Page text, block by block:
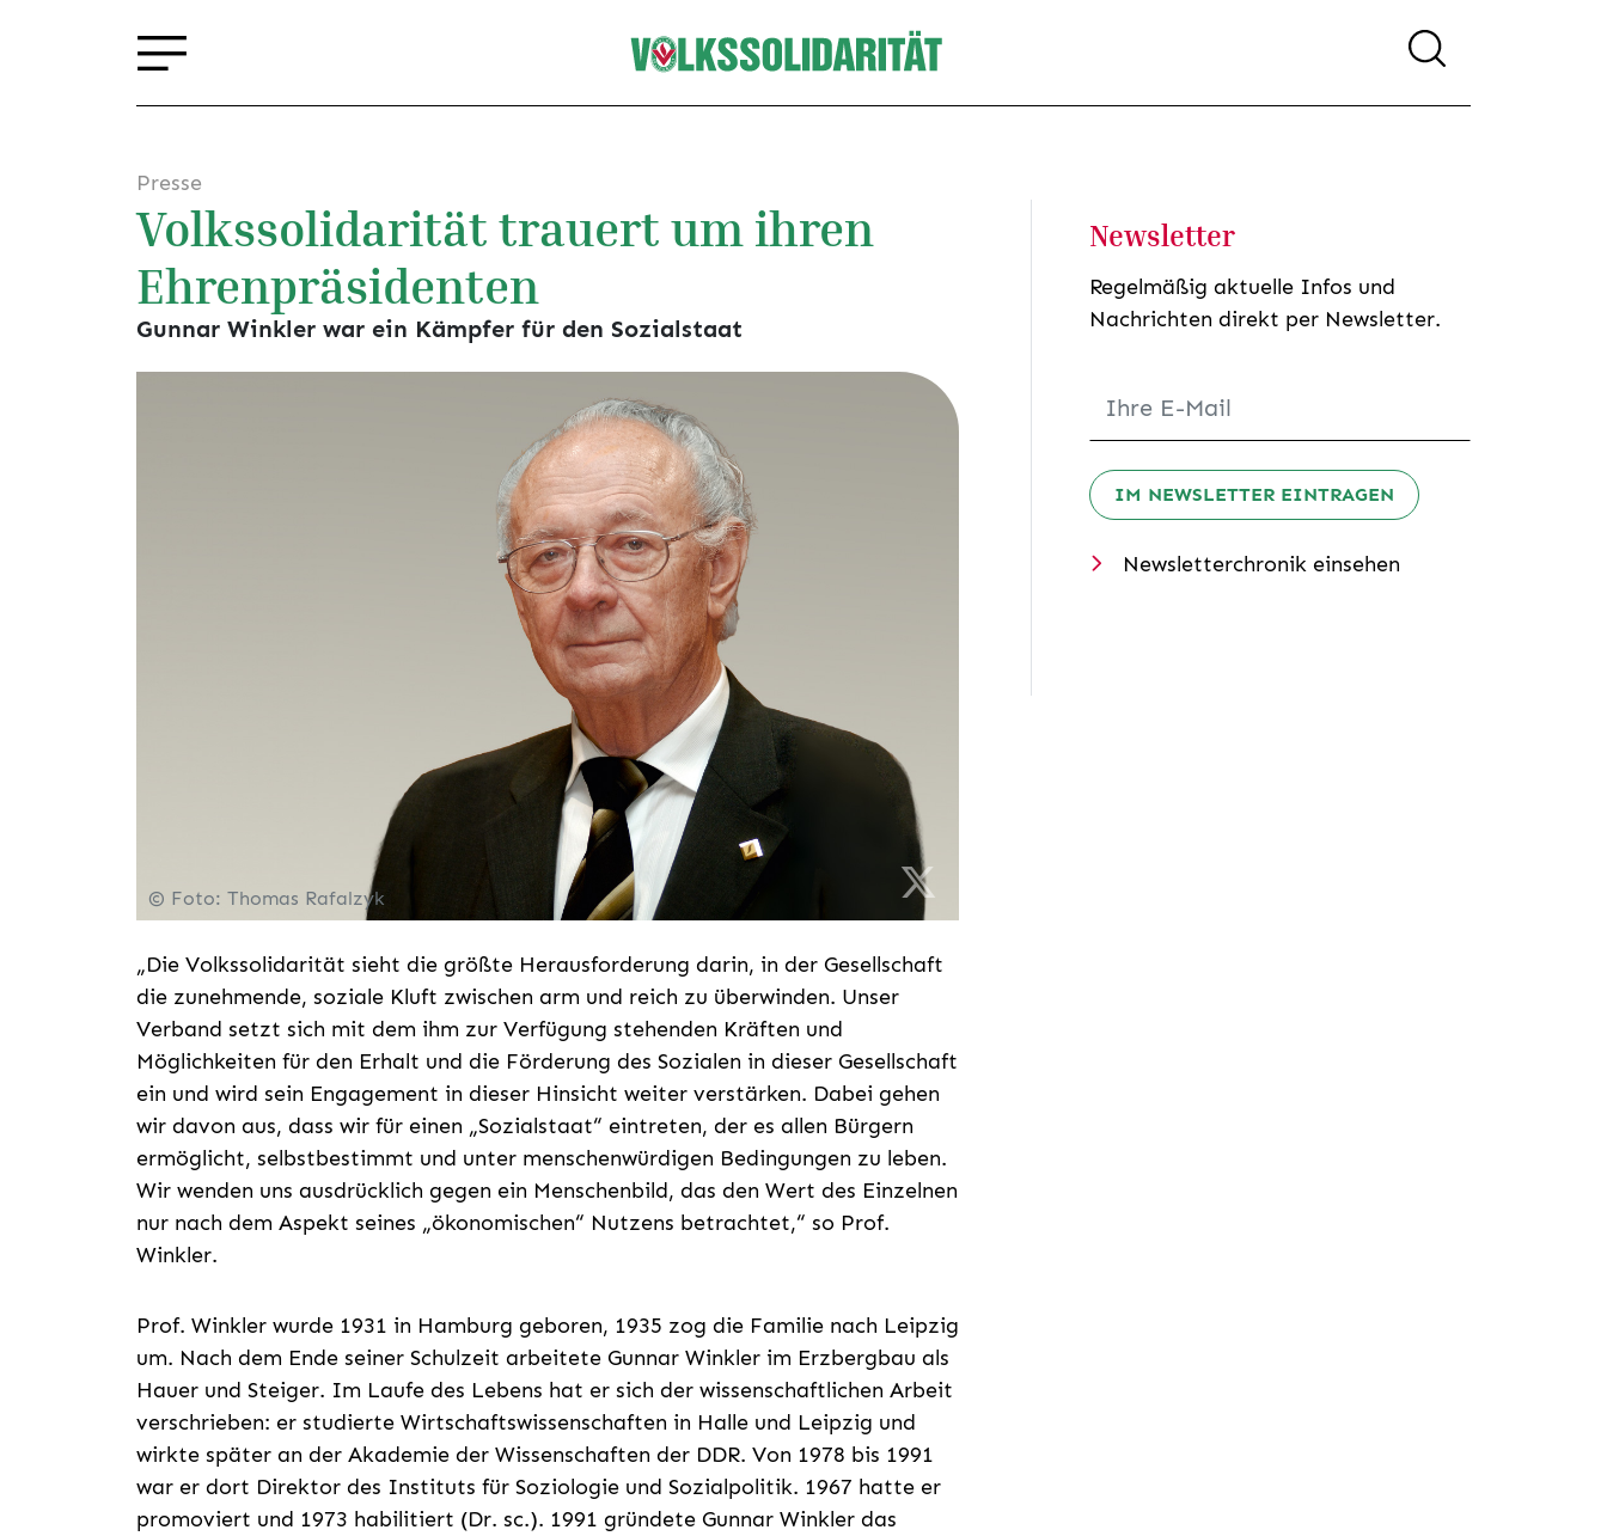
Presse
Volkssolidarität trauert um ihren
Ehrenpräsidenten
Gunnar Winkler war ein Kämpfer für den Sozialstaat
© Foto: Thomas Rafalzyk
„Die Volkssolidarität sieht die größte Herausforderung darin, in der Gesellschaft
die zunehmende, soziale Kluft zwischen arm und reich zu überwinden. Unser
Verband setzt sich mit dem ihm zur Verfügung stehenden Kräften und
Möglichkeiten für den Erhalt und die Förderung des Sozialen in dieser Gesellschaft
ein und wird sein Engagement in dieser Hinsicht weiter verstärken. Dabei gehen
wir davon aus, dass wir für einen „Sozialstaat“ eintreten, der es allen Bürgern
ermöglicht, selbstbestimmt und unter menschenwürdigen Bedingungen zu leben.
Wir wenden uns ausdrücklich gegen ein Menschenbild, das den Wert des Einzelnen
nur nach dem Aspekt seines „ökonomischen“ Nutzens betrachtet,“ so Prof.
Winkler.
Prof. Winkler wurde 1931 in Hamburg geboren, 1935 zog die Familie nach Leipzig
um. Nach dem Ende seiner Schulzeit arbeitete Gunnar Winkler im Erzbergbau als
Hauer und Steiger. Im Laufe des Lebens hat er sich der wissenschaftlichen Arbeit
verschrieben: er studierte Wirtschaftswissenschaften in Halle und Leipzig und
wirkte später an der Akademie der Wissenschaften der DDR. Von 1978 bis 1991
war er dort Direktor des Instituts für Soziologie und Sozialpolitik. 1967 hatte er
promoviert und 1973 habilitiert (Dr. sc.). 1991 gründete Gunnar Winkler das
Newsletter
Regelmäßig aktuelle Infos und
Nachrichten direkt per Newsletter.
IM NEWSLETTER EINTRAGEN
Newsletterchronik einsehen